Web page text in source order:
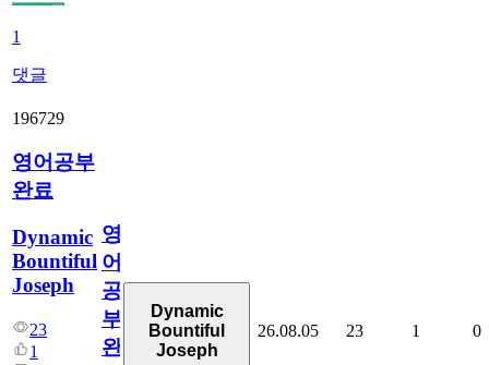
1
댓글
196729
영어공부
완료
Dynamic
Bountiful
Joseph
23
1
영
어
공
부
완
Dynamic
Bountiful
Joseph
26.08.05 23 1 0